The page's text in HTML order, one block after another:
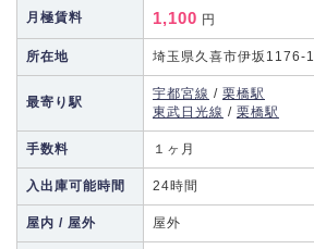
月極賃料 1,100 円
所在地 埼玉県久喜市伊坂1176-1
最寄り駅
宇都宮線 / 栗橋駅
東武日光線 / 栗橋駅
手数料 １ヶ月
入出庫可能時間 24時間
屋内 / 屋外 屋外